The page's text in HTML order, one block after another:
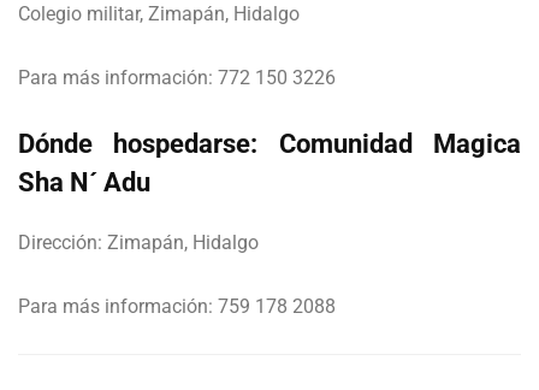
Colegio militar, Zimapán, Hidalgo
Para más información: 772 150 3226
Dónde hospedarse: Comunidad Magica
Sha N´ Adu
Dirección: Zimapán, Hidalgo
Para más información: 759 178 2088